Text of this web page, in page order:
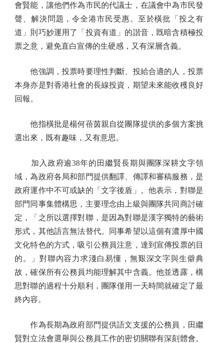
會賢能，讓他們作為市民的代議士，在議會中為市民發
聲、解決問題，令全港市民受惠。至於橫批「投之有
道」則巧妙運用了「投資有道」的諧音，既暗含積極投
票之意，避免直白宣傳的生硬感，又有深層含義。
他強調，投票時要理性判斷、投給合適的人，投票
本身亦是對香港社會的長線投資，期望未來能收穫良好
回報。
他指橫批是楊何蓓茵親自從團隊提供的多個方案挑
選出來，既有趣味，又有意思。
加入政府逾38年的田繼賢長期與團隊深耕文字領
域，為政府各局和部門提供翻譯、傳譯和審稿服務，是
政府運作中不可或缺的「文字後盾」。他表示，對聯是
部門同事集體構思，主要理念由上級與團隊共同商討確
定，「之所以選擇對聯，是因為對聯是漢字獨特的藝術
形式，其他語言無法替代。同事希望以這個有濃厚中國
文化特色的方式，吸引公務員注意，達到宣傳投票的目
的。」對聯內容力求淺白易懂，無艱深文字與生僻典
故，確保所有公務員均能理解其中含義。他並透露，構
思對聯的過程十分順利，團隊僅用一天時間就確定了最
終內容。
作為長期為政府部門提供語文支援的公務員，田繼
賢對立法會選舉與公務員工作的密切關聯有深刻體會。